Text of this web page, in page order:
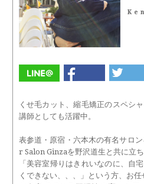
くせ毛カット、縮毛矯正のスペシ
講師としても活躍中。
表参道・原宿・六本木の有名サロ
r Salon Ginzaを野沢道生と共に立ち
「美容室帰りはきれいなのに、自
くできない、、、」という方、お任